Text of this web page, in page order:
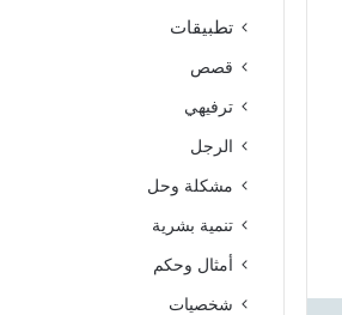
تطبيقات
قصص
ترفيهي
الرجل
مشكلة وحل
تنمية بشرية
أمثال وحكم
شخصيات